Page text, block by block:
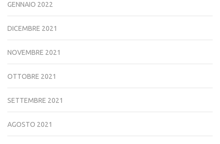
GENNAIO 2022
DICEMBRE 2021
NOVEMBRE 2021
OTTOBRE 2021
SETTEMBRE 2021
AGOSTO 2021